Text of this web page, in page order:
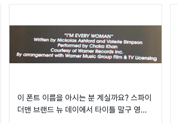
이 폰트 이름을 아시는 분 계실까요? 스파이
더맨 브랜드 뉴 데이에서 타이틀 말구 영화